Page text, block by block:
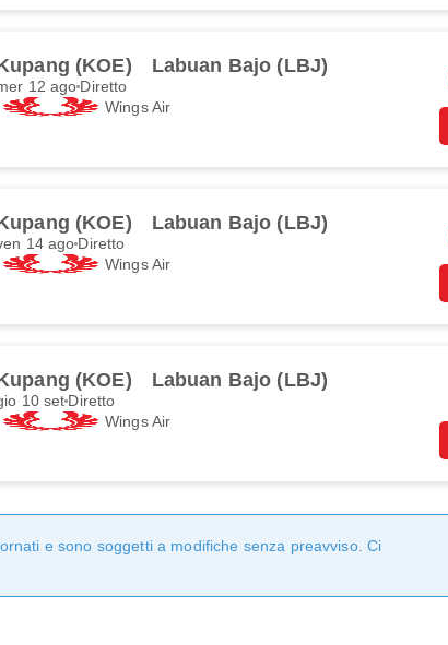
(KOE) Labuan Bajo (LBJ)
12 ago Diretto
Wings Air
(KOE) Labuan Bajo (LBJ)
14 ago Diretto
Wings Air
(KOE) Labuan Bajo (LBJ)
10 set Diretto
Wings Air
e sono soggetti a modifiche senza preavviso. Ci